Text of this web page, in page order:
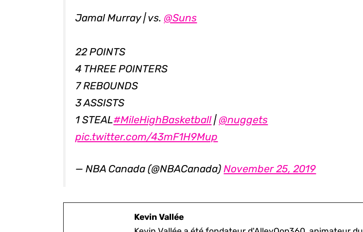
Jamal Murray | vs. @Suns
22 POINTS
4 THREE POINTERS
7 REBOUNDS
3 ASSISTS
1 STEAL#MileHighBasketball| @nuggets
pic.twitter.com/43mF1H9Mup
— NBA Canada (@NBACanada)November 25, 2019
Kevin Vallée